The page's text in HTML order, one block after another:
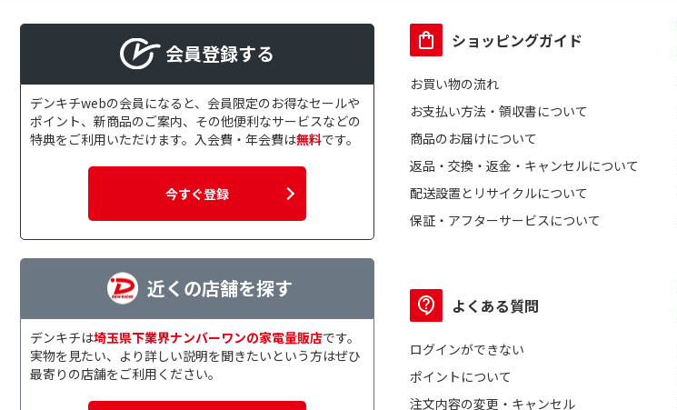
会員登録する
デンキチwebの会員になると、会員限定のお得なセールや
ポイント、新商品のご案内、その他便利なサービスなどの
特典をご利用いただけます。入会費・年会費は無料です。
今すぐ登録
近くの店舗を探す
デンキチは埼玉県下業界ナンバーワンの家電量販店です。
実物を見たい、より詳しい説明を聞きたいという方はぜひ
最寄りの店舗をご利用ください。
ショッピングガイド
お買い物の流れ
お支払い方法・領収書について
商品のお届けについて
返品・交換・返金・キャンセルについて
配送設置とリサイクルについて
保証・アフターサービスについて
よくある質問
ログインができない
ポイントについて
注文内容の変更・キャンセル